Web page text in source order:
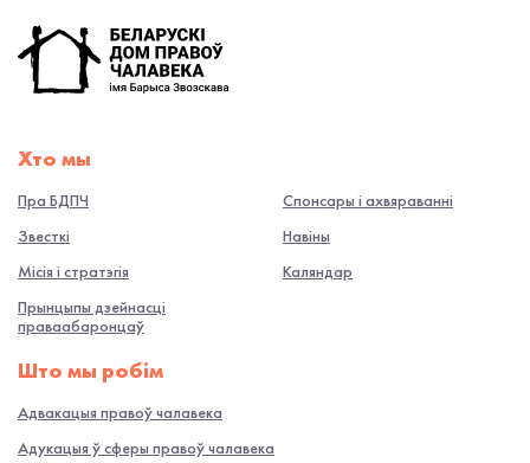
Хто мы
Пра БДПЧ
Звесткі
Місія і стратэгія
Прынцыпы дзейнасці
праваабаронцаў
Спонсары і ахвяраванні
Навiны
Каляндар
Што мы робiм
Адвакацыя правоў чалавека
Адукацыя ў сферы правоў чалавека